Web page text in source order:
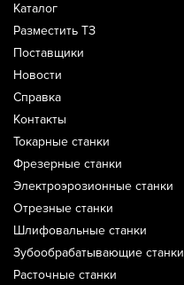
Каталог
Разместить ТЗ
Поставщики
Новости
Справка
Контакты
Токарные станки
Фрезерные станки
Электроэрозионные станки
Отрезные станки
Шлифовальные станки
Зубообрабатывающие станки
Расточные станки